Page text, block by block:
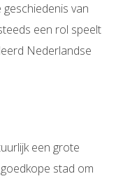
van
een rol speelt
Nederlandse
een grote
stad om